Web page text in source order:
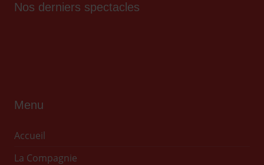
Nos derniers spectacles
Menu
Accueil
La Compagnie